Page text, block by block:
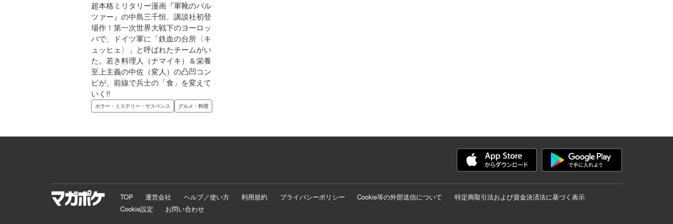
超本格ミリタリー漫画『軍靴のバル
ツァー』の中島三千恒、講談社初登
場作！第一次世界大戦下のヨーロッ
パで、ドイツ軍に「鉄血の台所〈キ
ュッヒェ〉」と呼ばれたチームがい
た。若き料理人（ナマイキ）＆栄養
至上主義の中佐（変人）の凸凹コン
ビが、前線で兵士の「食」を変えて
いく!!
ホラー・ミステリー・サスペンス グルメ・料理
TOP 運営会社 ヘルプ／使い方 利用規約 プライバシーポリシー Cookie等の外部送信について
特定商取引法および資金決済法に基づく表示
Cookie設定
お問い合わせ